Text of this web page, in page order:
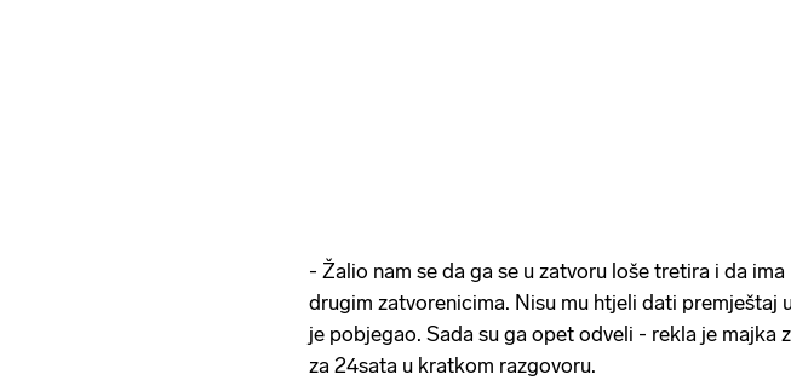
- Žalio nam se da ga se u zatvoru loše tretira i da
drugim zatvorenicima. Nisu mu htjeli dati premještaj
je pobjegao. Sada su ga opet odveli - rekla je majka
za 24sata u kratkom razgovoru.